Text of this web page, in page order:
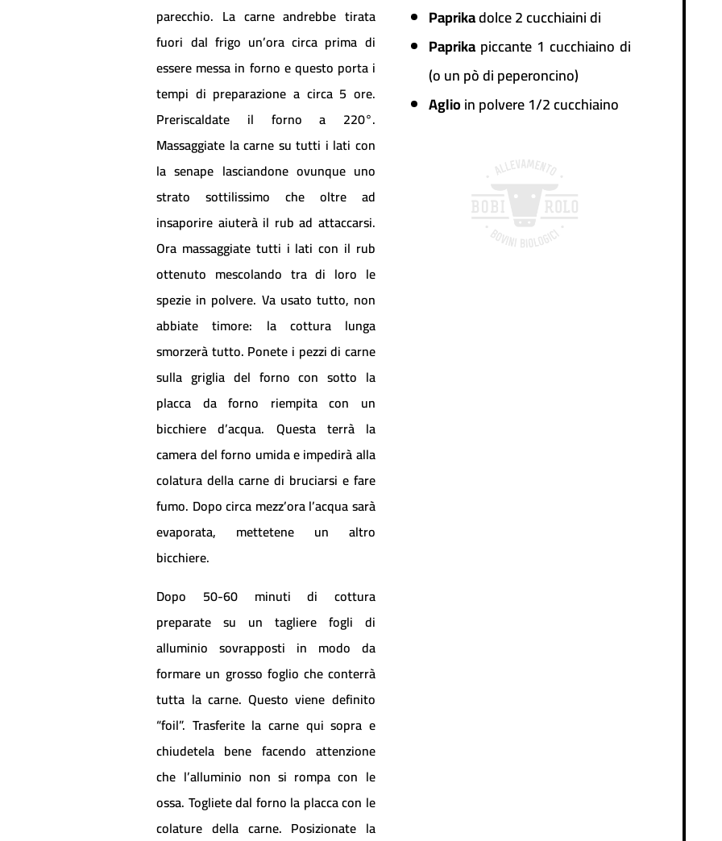
parecchio. La carne andrebbe tirata
fuori dal frigo un’ora circa prima di
essere messa in forno e questo porta i
tempi di preparazione a circa 5 ore.
Preriscaldate il forno a 220°.
Massaggiate la carne su tutti i lati con
la senape lasciandone ovunque uno
strato sottilissimo che oltre ad
insaporire aiuterà il rub ad attaccarsi.
Ora massaggiate tutti i lati con il rub
ottenuto mescolando tra di loro le
spezie in polvere. Va usato tutto, non
abbiate timore: la cottura lunga
smorzerà tutto. Ponete i pezzi di carne
sulla griglia del forno con sotto la
placca da forno riempita con un
bicchiere d’acqua. Questa terrà la
camera del forno umida e impedirà alla
colatura della carne di bruciarsi e fare
fumo. Dopo circa mezz’ora l’acqua sarà
evaporata, mettetene un altro
bicchiere.
Dopo 50-60 minuti di cottura
preparate su un tagliere fogli di
alluminio sovrapposti in modo da
formare un grosso foglio che conterrà
tutta la carne. Questo viene definito
“foil”. Trasferite la carne qui sopra e
chiudetela bene facendo attenzione
che l’alluminio non si rompa con le
ossa. Togliete dal forno la placca con le
colature della carne. Posizionate la
Paprikadolce 2 cucchiaini di
Paprikapiccante 1 cucchiaino di
(o un pò di peperoncino)
Aglioin polvere 1/2 cucchiaino